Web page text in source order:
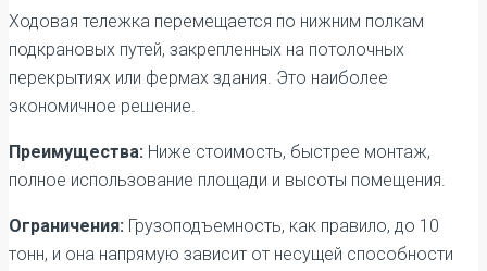
Ходовая тележка перемещается по нижним полкам
подкрановых путей, закрепленных на потолочных
перекрытиях или фермах здания. Это наиболее
экономичное решение.
Преимущества: Ниже стоимость, быстрее монтаж,
полное использование площади и высоты помещения.
Ограничения: Грузоподъемность, как правило, до 10
тонн, и она напрямую зависит от несущей способности